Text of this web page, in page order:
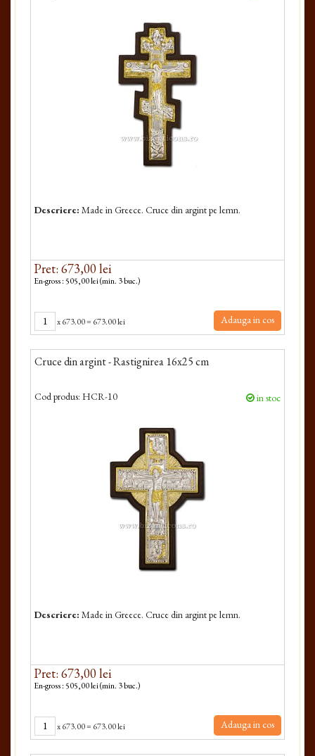
Descriere: Made in Greece. Cruce din argint pe lemn.
Pret: 673,00 lei
En-gross : 505,00 lei (min. 3 buc.)
x673.00= 673.00 lei Adauga in cos
Cruce din argint - Rastignirea 16x25 cm
Cod produs: HCR-10 in stoc
Descriere: Made in Greece. Cruce din argint pe lemn.
Pret: 673,00 lei
En-gross : 505,00 lei (min. 3 buc.)
x673.00= 673.00 lei Adauga in cos